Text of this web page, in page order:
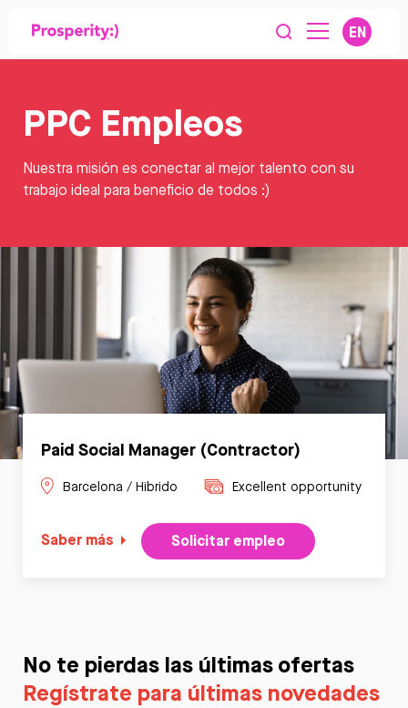
EN
PPC Empleos
Nuestra misión es conectar al mejor talento con su
trabajo ideal para beneficio de todos :)
Paid Social Manager (Contractor)
Barcelona / Hibrido Excellent opportunity
Saber más Solicitar empleo
No te pierdas las últimas ofertas
Regístrate para últimas novedades